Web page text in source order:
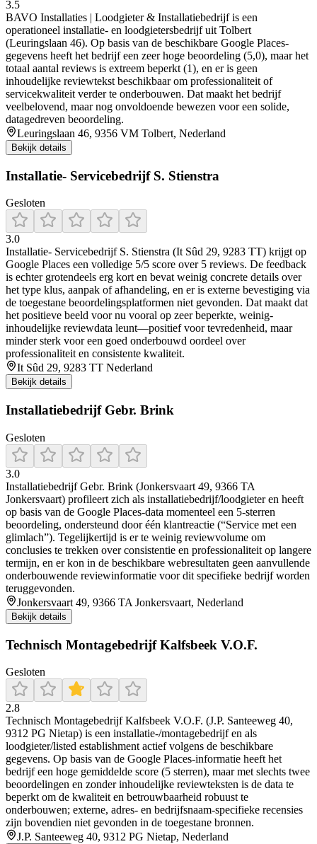
3.5
BAVO Installaties | Loodgieter & Installatiebedrijf is een
operationeel installatie- en loodgietersbedrijf uit Tolbert
(Leuringslaan 46). Op basis van de beschikbare Google Places-
gegevens heeft het bedrijf een zeer hoge beoordeling (5,0), maar het
totaal aantal reviews is extreem beperkt (1), en er is geen
inhoudelijke reviewtekst beschikbaar om professionaliteit of
servicekwaliteit verder te onderbouwen. Dat maakt het bedrijf
veelbelovend, maar nog onvoldoende bewezen voor een solide,
datagedreven beoordeling.
Leuringslaan 46, 9356 VM Tolbert, Nederland
Bekijk details
Installatie- Servicebedrijf S. Stienstra
Gesloten
3.0
Installatie- Servicebedrijf S. Stienstra (It Sûd 29, 9283 TT) krijgt op
Google Places een volledige 5/5 score over 5 reviews. De feedback
is echter grotendeels erg kort en bevat weinig concrete details over
het type klus, aanpak of afhandeling, en er is externe bevestiging via
de toegestane beoordelingsplatformen niet gevonden. Dat maakt dat
het positieve beeld voor nu vooral op zeer beperkte, weinig-
inhoudelijke reviewdata leunt—positief voor tevredenheid, maar
minder sterk voor een goed onderbouwd oordeel over
professionaliteit en consistente kwaliteit.
It Sûd 29, 9283 TT Nederland
Bekijk details
Installatiebedrijf Gebr. Brink
Gesloten
3.0
Installatiebedrijf Gebr. Brink (Jonkersvaart 49, 9366 TA
Jonkersvaart) profileert zich als installatiebedrijf/loodgieter en heeft
op basis van de Google Places-data momenteel een 5-sterren
beoordeling, ondersteund door één klantreactie (“Service met een
glimlach”). Tegelijkertijd is er te weinig reviewvolume om
conclusies te trekken over consistentie en professionaliteit op langere
termijn, en er kon in de beschikbare webresultaten geen aanvullende
onderbouwende reviewinformatie voor dit specifieke bedrijf worden
teruggevonden.
Jonkersvaart 49, 9366 TA Jonkersvaart, Nederland
Bekijk details
Technisch Montagebedrijf Kalfsbeek V.O.F.
Gesloten
2.8
Technisch Montagebedrijf Kalfsbeek V.O.F. (J.P. Santeeweg 40,
9312 PG Nietap) is een installatie-/montagebedrijf en als
loodgieter/listed establishment actief volgens de beschikbare
gegevens. Op basis van de Google Places-informatie heeft het
bedrijf een hoge gemiddelde score (5 sterren), maar met slechts twee
beoordelingen en zonder inhoudelijke reviewteksten is de data te
beperkt om de kwaliteit en betrouwbaarheid robuust te
onderbouwen; externe, adres- en bedrijfsnaam-specifieke recensies
zijn bovendien niet gevonden in de toegestane bronnen.
J.P. Santeeweg 40, 9312 PG Nietap, Nederland